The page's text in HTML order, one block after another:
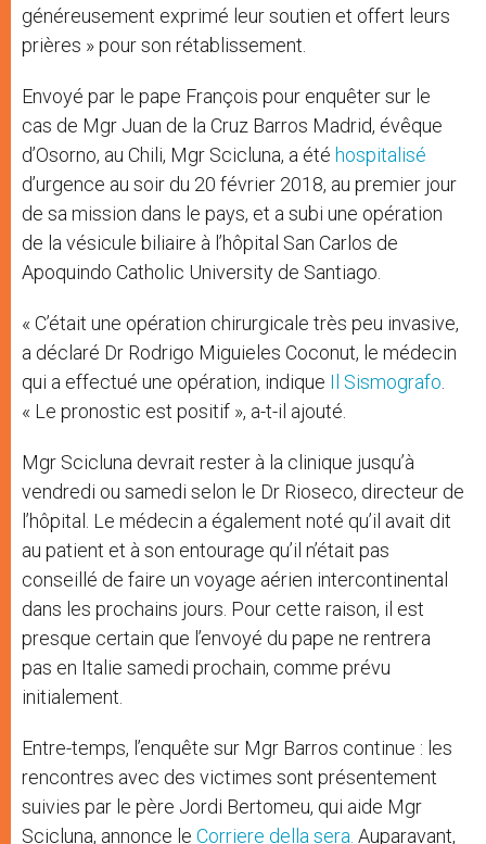
généreusement exprimé leur soutien et offert leurs
prières » pour son rétablissement.
Envoyé par le pape François pour enquêter sur le
cas de Mgr Juan de la Cruz Barros Madrid, évêque
d’Osorno, au Chili, Mgr Scicluna, a été hospitalisé
d’urgence au soir du 20 février 2018, au premier jour
de sa mission dans le pays, et a subi une opération
de la vésicule biliaire à l’hôpital San Carlos de
Apoquindo Catholic University de Santiago.
« C’était une opération chirurgicale très peu invasive,
a déclaré Dr Rodrigo Miguieles Coconut, le médecin
qui a effectué une opération, indique Il Sismografo.
« Le pronostic est positif », a-t-il ajouté.
Mgr Scicluna devrait rester à la clinique jusqu’à
vendredi ou samedi selon le Dr Rioseco, directeur de
l’hôpital. Le médecin a également noté qu’il avait dit
au patient et à son entourage qu’il n’était pas
conseillé de faire un voyage aérien intercontinental
dans les prochains jours. Pour cette raison, il est
presque certain que l’envoyé du pape ne rentrera
pas en Italie samedi prochain, comme prévu
initialement.
Entre-temps, l’enquête sur Mgr Barros continue : les
rencontres avec des victimes sont présentement
suivies par le père Jordi Bertomeu, qui aide Mgr
Scicluna, annonce le Corriere della sera. Auparavant,